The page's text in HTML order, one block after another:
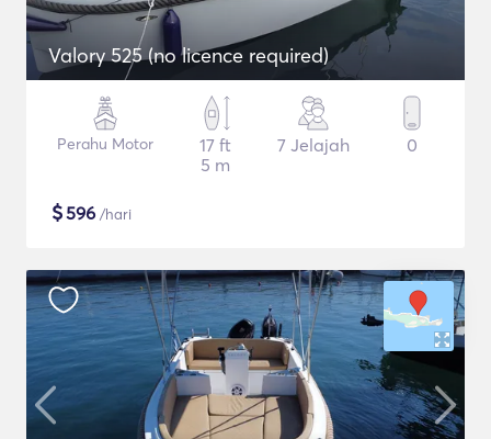
Valory 525 (no licence required)
Perahu Motor
17 ft
5 m
7 Jelajah 0
$596 /hari